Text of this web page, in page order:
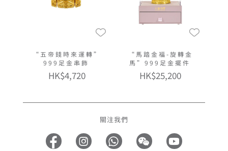
“五帝錢時來運轉”
999足金串飾
HK$4,720
“馬踏金福-旋轉金
馬”999足金擺件
HK$25,200
關注我們